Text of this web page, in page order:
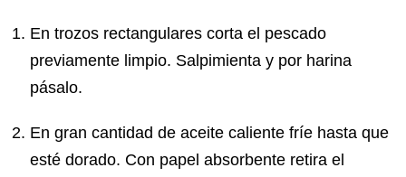
En trozos rectangulares corta el pescado
previamente limpio. Salpimienta y por harina
pásalo.
En gran cantidad de aceite caliente fríe hasta que
esté dorado. Con papel absorbente retira el